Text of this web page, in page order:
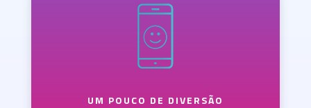
UM POUCO DE DIVERSÃO